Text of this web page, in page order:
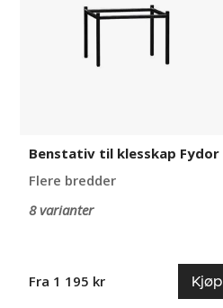
Benstativ til klesskap Fydor
Flere bredder
8 varianter
Fra 1 195 kr Kjøp